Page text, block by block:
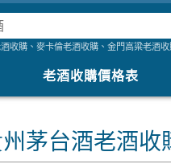
收購 、 麥卡倫老酒收購 、 金門高粱老酒
老酒收購價格表
茅台酒老酒收